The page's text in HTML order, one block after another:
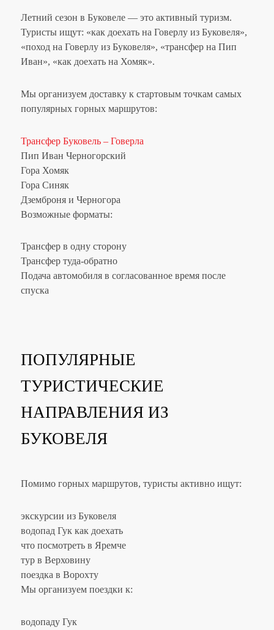
Летний сезон в Буковеле — это активный туризм.
Туристы ищут: «как доехать на Говерлу из Буковеля»,
«поход на Говерлу из Буковеля», «трансфер на Пип
Иван», «как доехать на Хомяк».
Мы организуем доставку к стартовым точкам самых
популярных горных маршрутов:
Трансфер Буковель – Говерла
Пип Иван Черногорский
Гора Хомяк
Гора Синяк
Дземброня и Черногора
Возможные форматы:
Трансфер в одну сторону
Трансфер туда-обратно
Подача автомобиля в согласованное время после
спуска
ПОПУЛЯРНЫЕ
ТУРИСТИЧЕСКИЕ
НАПРАВЛЕНИЯ ИЗ
БУКОВЕЛЯ
Помимо горных маршрутов, туристы активно ищут:
экскурсии из Буковеля
водопад Гук как доехать
что посмотреть в Яремче
тур в Верховину
поездка в Ворохту
Мы организуем поездки к:
водопаду Гук